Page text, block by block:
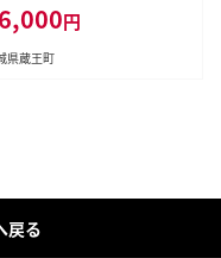
円
県蔵王町
戻る